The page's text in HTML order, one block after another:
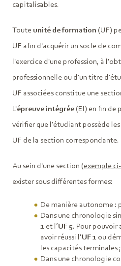
capitalisables.
Toute unité de formation (UF)
UF afin d'acquérir un socle de
l'exercice d'une profession, à
professionnelle ou d'un titre
UF associées constitue une
L'épreuve intégrée (EI) en fin de
vérifier que l'étudiant possède
UF de la section correspondante.
Au sein d'une section (exemple
exister sous différentes formes:
De manière autonome :
Dans une chronologie
1et l’UF 5. Pour pouvoir
avoir réussi l’UF 1ou
les capacités terminales ;
Dans une chronologie